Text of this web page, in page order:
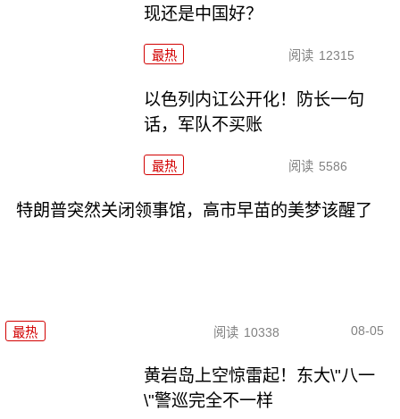
现还是中国好？
最热 阅读 12315
以色列内讧公开化！防长一句
话，军队不买账
最热 阅读 5586
特朗普突然关闭领事馆，高市早苗的美梦该醒了
最热 阅读 10338 08-05
黄岩岛上空惊雷起！东大\"八一
\"警巡完全不一样